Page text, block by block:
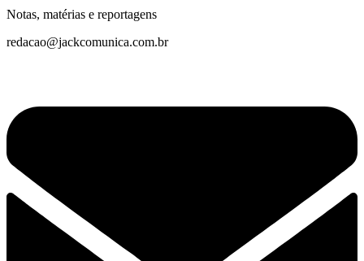
Notas, matérias e reportagens
redacao@jackcomunica.com.br